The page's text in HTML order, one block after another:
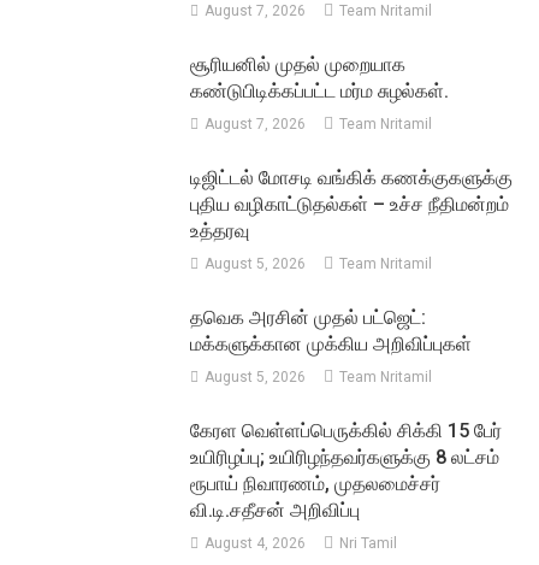
August 7, 2026 Team Nritamil
சூரியனில் முதல் முறையாக
கண்டுபிடிக்கப்பட்ட மர்ம சுழல்கள்.
August 7, 2026 Team Nritamil
டிஜிட்டல் மோசடி வங்கிக் கணக்குகளுக்கு
புதிய வழிகாட்டுதல்கள் – உச்ச நீதிமன்றம்
உத்தரவு
August 5, 2026 Team Nritamil
தவெக அரசின் முதல் பட்ஜெட்:
மக்களுக்கான முக்கிய அறிவிப்புகள்
August 5, 2026 Team Nritamil
கேரள வெள்ளப்பெருக்கில் சிக்கி 15 பேர்
உயிரிழப்பு; உயிரிழந்தவர்களுக்கு 8 லட்சம்
ரூபாய் நிவாரணம், முதலமைச்சர்
வி.டி.சதீசன் அறிவிப்பு
August 4, 2026 Nri Tamil